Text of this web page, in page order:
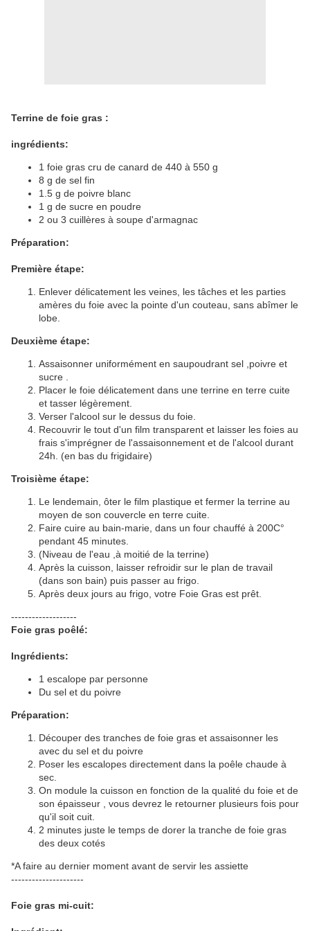
Terrine de foie gras :
ingrédients:
1 foie gras cru de canard de 440 à 550 g
8 g de sel fin
1.5 g de poivre blanc
1 g de sucre en poudre
2 ou 3 cuillères à soupe d'armagnac
Préparation:
Première étape:
Enlever délicatement les veines, les tâches et les parties
amères du foie avec la pointe d'un couteau, sans abîmer le
lobe.
Deuxième étape:
Assaisonner uniformément en saupoudrant sel ,poivre et
sucre .
Placer le foie délicatement dans une terrine en terre cuite
et tasser légèrement.
Verser l'alcool sur le dessus du foie.
Recouvrir le tout d'un film transparent et laisser les foies au
frais s'imprégner de l'assaisonnement et de l'alcool durant
24h. (en bas du frigidaire)
Troisième étape:
Le lendemain, ôter le film plastique et fermer la terrine au
moyen de son couvercle en terre cuite.
Faire cuire au bain-marie, dans un four chauffé à 200C°
pendant 45 minutes.
(Niveau de l'eau ,à moitié de la terrine)
Après la cuisson, laisser refroidir sur le plan de travail
(dans son bain) puis passer au frigo.
Après deux jours au frigo, votre Foie Gras est prêt.
-------------------
Foie gras poêlé:
Ingrédients:
1 escalope par personne
Du sel et du poivre
Préparation:
Découper des tranches de foie gras et assaisonner les
avec du sel et du poivre
Poser les escalopes directement dans la poêle chaude à
sec.
On module la cuisson en fonction de la qualité du foie et de
son épaisseur , vous devrez le retourner plusieurs fois pour
qu'il soit cuit.
2 minutes juste le temps de dorer la tranche de foie gras
des deux cotés
*A faire au dernier moment avant de servir les assiette
---------------------
Foie gras mi-cuit: